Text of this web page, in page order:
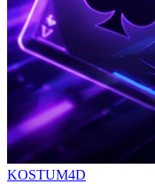
KOSTUM4D